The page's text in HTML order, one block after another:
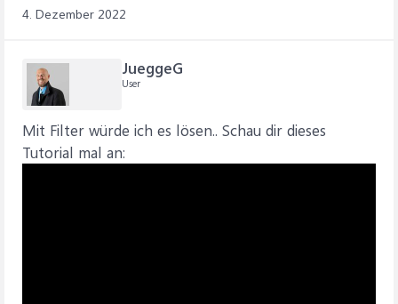
4. Dezember 2022
JueggeG
User
Mit Filter würde ich es lösen.. Schau dir dieses
Tutorial mal an: